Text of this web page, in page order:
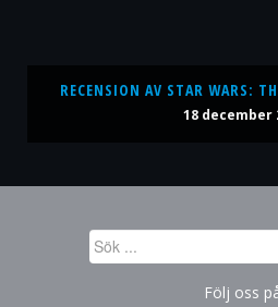
RECENSION AV STAR WARS:
18 december
Sök
...
Följ oss